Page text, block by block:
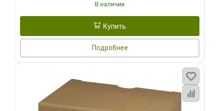
В наличии
Купить
Подробнее